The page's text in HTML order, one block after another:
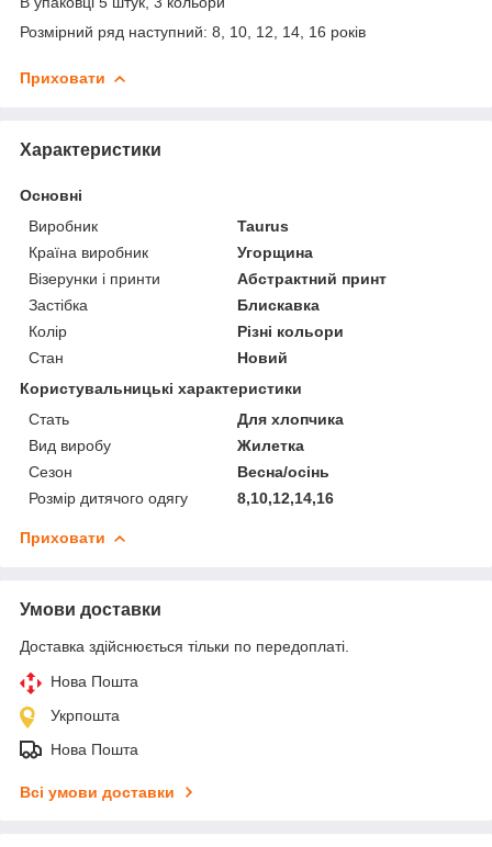
Розмірний ряд наступний: 8, 10, 12, 14, 16 років
Приховати
Характеристики
Основні
Виробник
Taurus
Країна виробник
Угорщина
Візерунки і принти
Абстрактний принт
Застібка
Блискавка
Колір
Різні кольори
Стан
Новий
Користувальницькі характеристики
Стать
Для хлопчика
Вид виробу
Жилетка
Сезон
Весна/осінь
Розмір дитячого одягу
8,10,12,14,16
Приховати
Умови доставки
Доставка здійснюється тільки по передоплаті.
Нова Пошта
Укрпошта
Нова Пошта
Всі умови доставки